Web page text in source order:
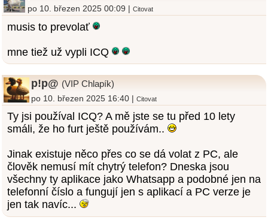
po 10. březen 2025 00:09 | Citovat
musis to prevolať
mne tiež už vypli ICQ
p!p@ (VIP Chlapík)
po 10. březen 2025 16:40 |Citovat
Ty jsi používal ICQ? A mě jste se tu před 10 lety
smáli, že ho furt ještě používám..
Jinak existuje něco přes co se dá volat z PC, ale
člověk nemusí mít chytrý telefon? Dneska jsou
všechny ty aplikace jako Whatsapp a podobné jen na
telefonní číslo a fungují jen s aplikací a PC verze je
jen tak navíc...